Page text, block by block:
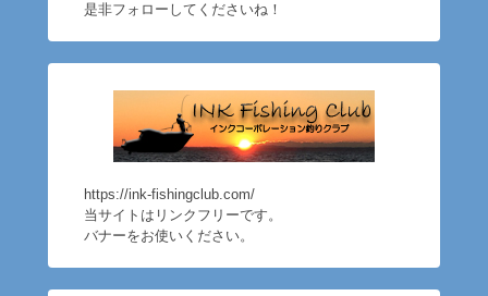
是非フォローしてくださいね！
https://ink-fishingclub.com/
当サイトはリンクフリーです。
バナーをお使いください。